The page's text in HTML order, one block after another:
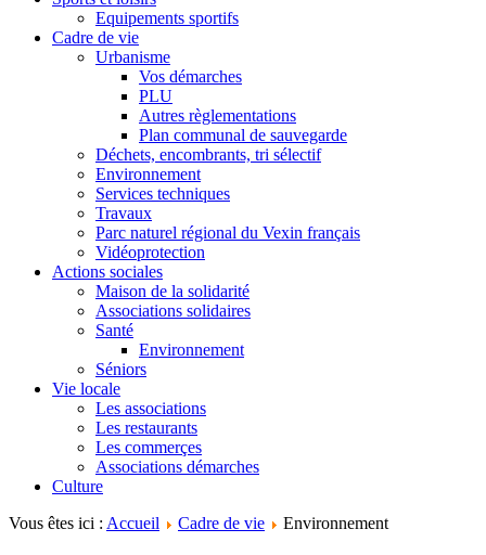
Equipements sportifs
Cadre de vie
Urbanisme
Vos démarches
PLU
Autres règlementations
Plan communal de sauvegarde
Déchets, encombrants, tri sélectif
Environnement
Services techniques
Travaux
Parc naturel régional du Vexin français
Vidéoprotection
Actions sociales
Maison de la solidarité
Associations solidaires
Santé
Environnement
Séniors
Vie locale
Les associations
Les restaurants
Les commerçes
Associations démarches
Culture
Vous êtes ici : Accueil Cadre de vie Environnement